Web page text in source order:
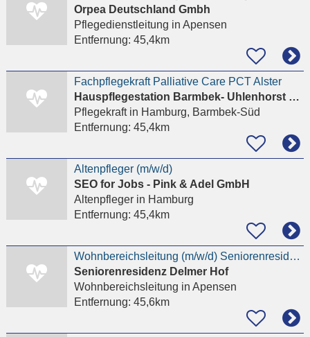
Orpea Deutschland Gmbh
Pflegedienstleitung in Apensen
Entfernung: 45,4km
Fachpflegekraft Palliative Care PCT Alster
Hauspflegestation Barmbek- Uhlenhorst gemeinnützige Ges. f. Alten-und Krankenpflege mbH
Pflegekraftin Hamburg, Barmbek-Süd
Entfernung: 45,4km
Altenpfleger (m/w/d)
SEO for Jobs - Pink & Adel GmbH
Altenpflegerin Hamburg
Entfernung: 45,4km
Wohnbereichsleitung (m/w/d) Seniorenresidenz Delmer Hof
Seniorenresidenz Delmer Hof
Wohnbereichsleitung in Apensen
Entfernung: 45,6km